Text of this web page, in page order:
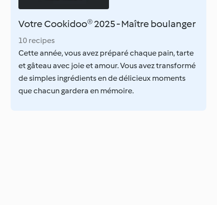
Votre Cookidoo® 2025 - Maître boulanger
10 recipes
Cette année, vous avez préparé chaque pain, tarte
et gâteau avec joie et amour. Vous avez transformé
de simples ingrédients en de délicieux moments
que chacun gardera en mémoire.